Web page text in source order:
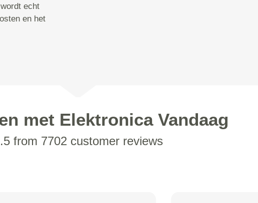
echt
en het
met Elektronica Vandaag
from 7702 customer reviews